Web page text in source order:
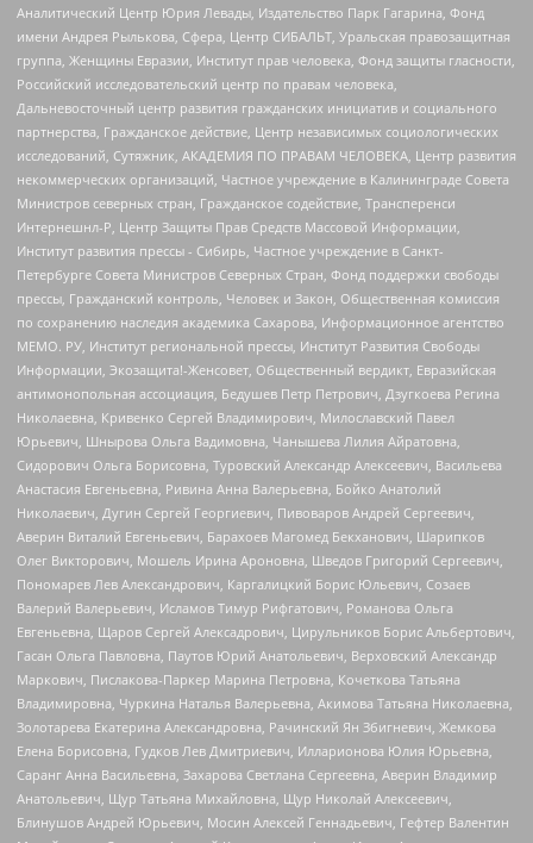
Аналитический Центр Юрия Левады, Издательство Парк Гагарина, Фонд
имени Андрея Рылькова, Сфера, Центр СИБАЛЬТ, Уральская правозащитная
группа, Женщины Евразии, Институт прав человека, Фонд защиты гласности,
Российский исследовательский центр по правам человека,
Дальневосточный центр развития гражданских инициатив и социального
партнерства, Гражданское действие, Центр независимых социологических
исследований, Сутяжник, АКАДЕМИЯ ПО ПРАВАМ ЧЕЛОВЕКА, Центр развития
некоммерческих организаций, Частное учреждение в Калининграде Совета
Министров северных стран, Гражданское содействие, Трансперенси
Интернешнл-Р, Центр Защиты Прав Средств Массовой Информации,
Институт развития прессы - Сибирь, Частное учреждение в Санкт-
Петербурге Совета Министров Северных Стран, Фонд поддержки свободы
прессы, Гражданский контроль, Человек и Закон, Общественная комиссия
по сохранению наследия академика Сахарова, Информационное агентство
МЕМО. РУ, Институт региональной прессы, Институт Развития Свободы
Информации, Экозащита!-Женсовет, Общественный вердикт, Евразийская
антимонопольная ассоциация, Бедушев Петр Петрович, Дзугкоева Регина
Николаевна, Кривенко Сергей Владимирович, Милославский Павел
Юрьевич, Шнырова Ольга Вадимовна, Чанышева Лилия Айратовна,
Сидорович Ольга Борисовна, Туровский Александр Алексеевич, Васильева
Анастасия Евгеньевна, Ривина Анна Валерьевна, Бойко Анатолий
Николаевич, Дугин Сергей Георгиевич, Пивоваров Андрей Сергеевич,
Аверин Виталий Евгеньевич, Барахоев Магомед Бекханович, Шарипков
Олег Викторович, Мошель Ирина Ароновна, Шведов Григорий Сергеевич,
Пономарев Лев Александрович, Каргалицкий Борис Юльевич, Созаев
Валерий Валерьевич, Исламов Тимур Рифгатович, Романова Ольга
Евгеньевна, Щаров Сергей Алексадрович, Цирульников Борис Альбертович,
Гасан Ольга Павловна, Паутов Юрий Анатольевич, Верховский Александр
Маркович, Пислакова-Паркер Марина Петровна, Кочеткова Татьяна
Владимировна, Чуркина Наталья Валерьевна, Акимова Татьяна Николаевна,
Золотарева Екатерина Александровна, Рачинский Ян Збигневич, Жемкова
Елена Борисовна, Гудков Лев Дмитриевич, Илларионова Юлия Юрьевна,
Саранг Анна Васильевна, Захарова Светлана Сергеевна, Аверин Владимир
Анатольевич, Щур Татьяна Михайловна, Щур Николай Алексеевич,
Блинушов Андрей Юрьевич, Мосин Алексей Геннадьевич, Гефтер Валентин